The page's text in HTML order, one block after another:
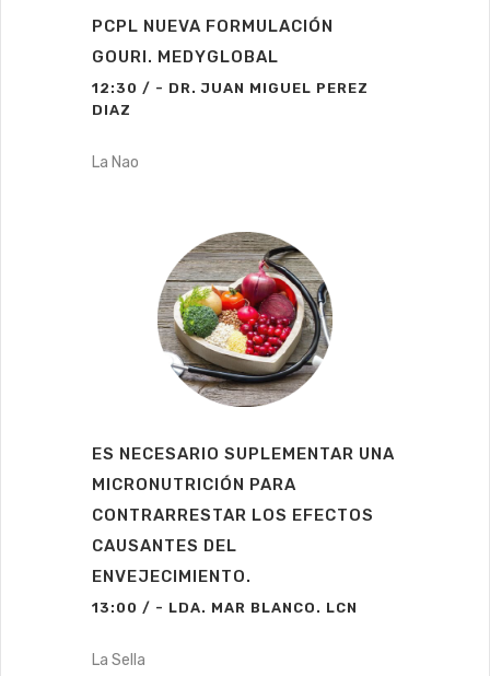
PCPL NUEVA FORMULACIÓN
GOURI. MEDYGLOBAL
12:30 / - DR. JUAN MIGUEL PEREZ
DIAZ
La Nao
ES NECESARIO SUPLEMENTAR UNA
MICRONUTRICIÓN PARA
CONTRARRESTAR LOS EFECTOS
CAUSANTES DEL
ENVEJECIMIENTO.
13:00 / - LDA. MAR BLANCO. LCN
La Sella